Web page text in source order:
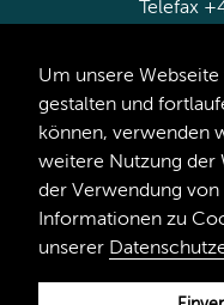
Um unsere
gestalten und
können, verwenden
weitere Nutzung der
der Verwendung
Informationen zu
unserer
Telefax